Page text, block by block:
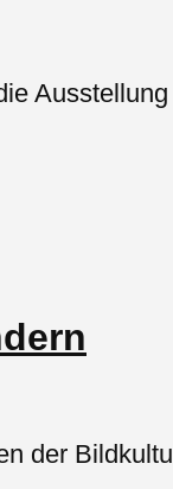
Ausstellung
der